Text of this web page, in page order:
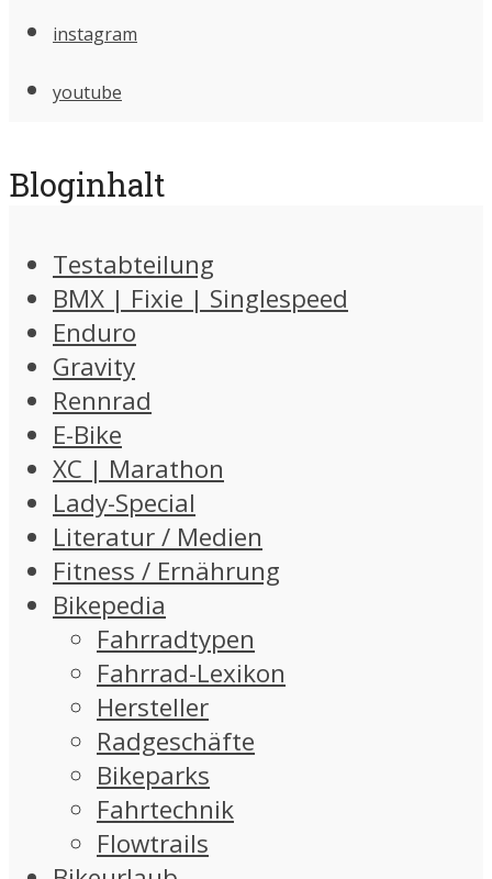
instagram
youtube
Bloginhalt
Testabteilung
BMX | Fixie | Singlespeed
Enduro
Gravity
Rennrad
E-Bike
XC | Marathon
Lady-Special
Literatur / Medien
Fitness / Ernährung
Bikepedia
Fahrradtypen
Fahrrad-Lexikon
Hersteller
Radgeschäfte
Bikeparks
Fahrtechnik
Flowtrails